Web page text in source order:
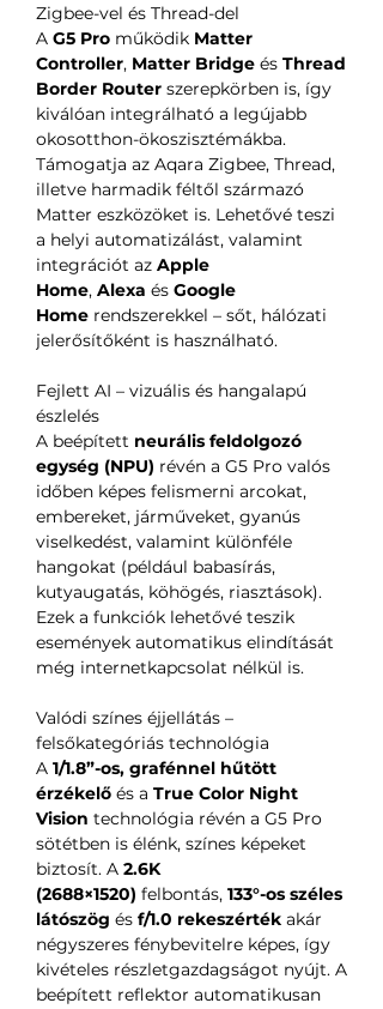
Zigbee-vel és Thread-del
A G5 Pro működik Matter
Controller, Matter Bridge és Thread
Border Router szerepkörben is, így
kiválóan integrálható a legújabb
okosotthon-ökoszisztémákba.
Támogatja az Aqara Zigbee, Thread,
illetve harmadik féltől származó
Matter eszközöket is. Lehetővé teszi
a helyi automatizálást, valamint
integrációt az Apple
Home, Alexa és Google
Home rendszerekkel – sőt, hálózati
jelerősítőként is használható.
Fejlett AI – vizuális és hangalapú
észlelés
A beépített neurális feldolgozó
egység (NPU) révén a G5 Pro valós
időben képes felismerni arcokat,
embereket, járműveket, gyanús
viselkedést, valamint különféle
hangokat (például babasírás,
kutyaugatás, köhögés, riasztások).
Ezek a funkciók lehetővé teszik
események automatikus elindítását
még internetkapcsolat nélkül is.
Valódi színes éjjellátás –
felsőkategóriás technológia
A 1/1.8”-os, grafénnel hűtött
érzékelő és a True Color Night
Vision technológia révén a G5 Pro
sötétben is élénk, színes képeket
biztosít. A 2.6K
(2688×1520) felbontás, 133°-os széles
látószög és f/1.0 rekeszérték akár
négyszeres fénybevitelre képes, így
kivételes részletgazdagságot nyújt. A
beépített reflektor automatikusan